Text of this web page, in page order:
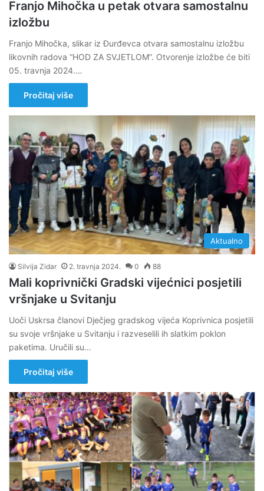
Franjo Mihočka u petak otvara samostalnu
izložbu
Franjo Mihočka, slikar iz Đurđevca otvara samostalnu izložbu
likovnih radova “HOD ZA SVJETLOM”. Otvorenje izložbe će biti
05. travnja 2024.…
Pročitaj više
Aktualno
Silvija Zidar 2. travnja 2024. 0 88
Mali koprivnički Gradski vijećnici posjetili
vršnjake u Svitanju
Uoči Uskrsa članovi Dječjeg gradskog vijeća Koprivnica posjetili
su svoje vršnjake u Svitanju i razveselili ih slatkim poklon
paketima. Uručili su…
Pročitaj više